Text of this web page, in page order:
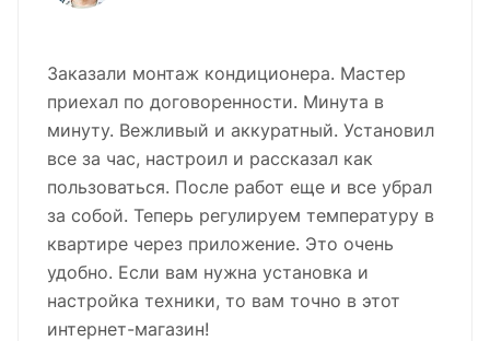
Заказали монтаж кондиционера. Мастер
приехал по договоренности. Минута в
минуту. Вежливый и аккуратный. Установил
все за час, настроил и рассказал как
пользоваться. После работ еще и все убрал
за собой. Теперь регулируем температуру в
квартире через приложение. Это очень
удобно. Если вам нужна установка и
настройка техники, то вам точно в этот
интернет-магазин!